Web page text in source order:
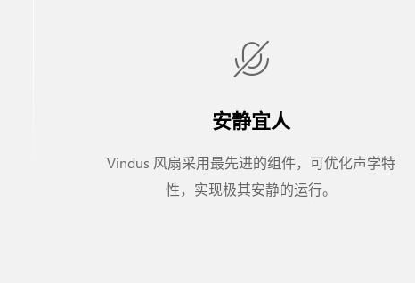
安静宜人
Vindus 风扇采用最先进的组件，可优化声学特
性，实现极其安静的运行。